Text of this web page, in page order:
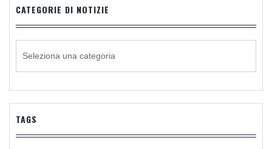
CATEGORIE DI NOTIZIE
NOTIZIE
TAGS